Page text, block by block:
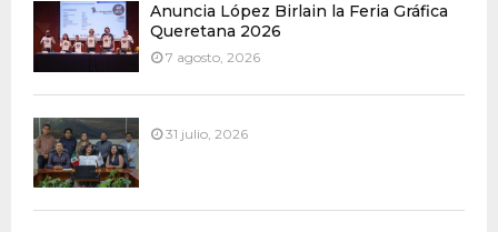
Anuncia López Birlain la Feria Gráfica
Queretana 2026
7 agosto, 2026
31 julio, 2026